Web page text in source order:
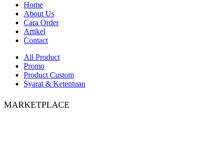
Home
About Us
Cara Order
Artikel
Contact
All Product
Promo
Product Custom
Syarat & Ketentuan
MARKETPLACE